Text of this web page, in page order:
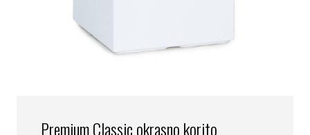
Premium Classic okrasno korito